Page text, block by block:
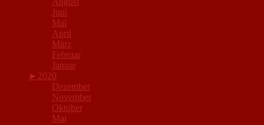
Juni
Mai
April
März
Februar
Januar
► 2020
Dezember
November
Oktober
Mai